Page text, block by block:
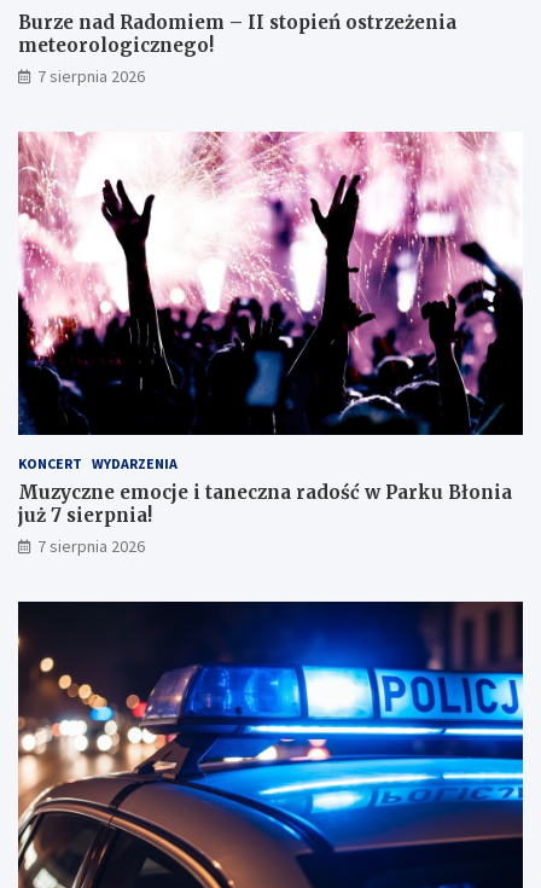
m
o
k
l
i
s
t
ę
z
d
o
s
k
o
n
a
ł
m
i
w
y
k
a
m
r
o
l
o
c
z
n
e
g
o
!
Burze nad Radomiem – II stopień ostrzeżenia
meteorologicznego!
7 sierpnia 2026
KONCERT WYDARZENIA
Muzyczne emocje i taneczna radość w Parku Błonia
już 7 sierpnia!
7 sierpnia 2026